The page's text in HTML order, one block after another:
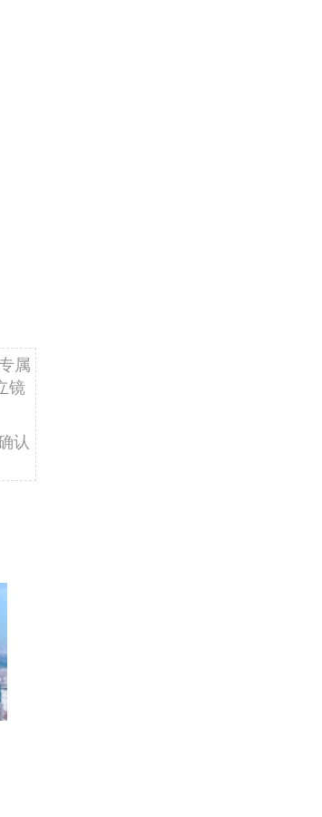
属
镜
认